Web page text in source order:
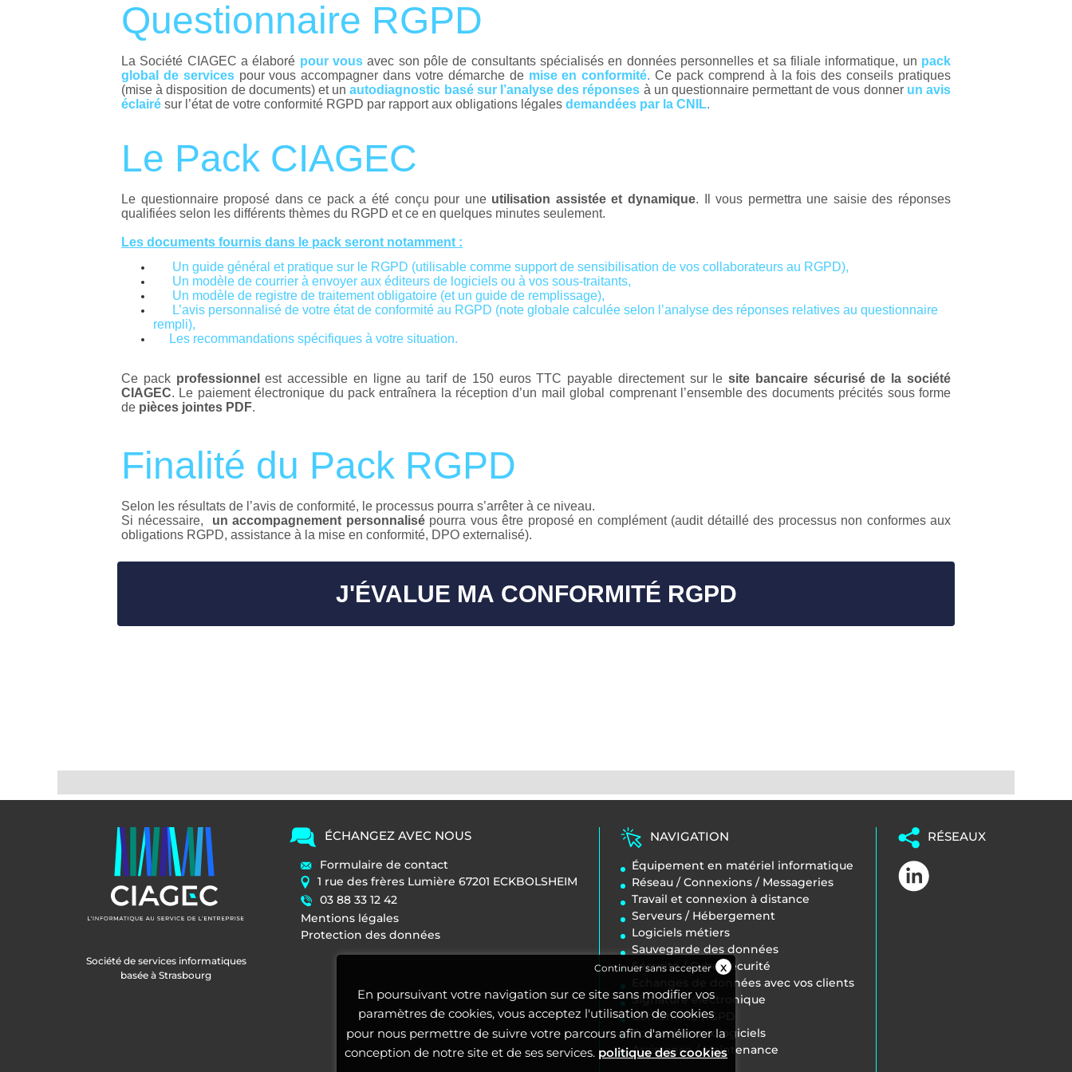
Société de services informatiques
basée à Strasbourg
ÉCHANGEZ AVEC NOUS
Formulaire de contact
1 rue des frères Lumière 67201 ECKBOLSHEIM
03 88 33 12 42
Mentions légales
Protection des données
NAVIGATION
Équipement en matériel informatique
Réseau / Connexions / Messageries
Travail et connexion à distance
Serveurs / Hébergement
Logiciels métiers
Sauvegarde des données
Sécurité / Cybersécurité
Echanges de données avec vos clients
Signature électronique
Conformité RGPD
Formation aux logiciels
Assistance / Maintenance
RÉSEAUX
Continuer sans accepter
En poursuivant votre navigation sur ce site sans modifier vos
paramètres de cookies, vous acceptez l'utilisation de cookies
pour nous permettre de suivre votre parcours afin d'améliorer la
conception de notre site et de ses services. politique des cookies